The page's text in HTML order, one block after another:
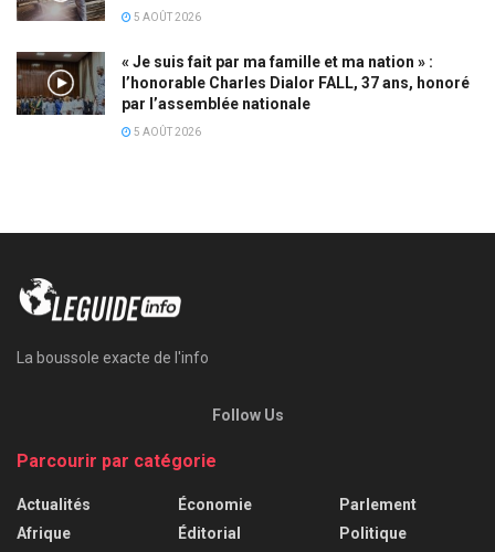
5 AOÛT 2026
« Je suis fait par ma famille et ma nation » :
l’honorable Charles Dialor FALL, 37 ans, honoré
par l’assemblée nationale
5 AOÛT 2026
La boussole exacte de l'info
Follow Us
Parcourir par catégorie
Actualités
Afrique
Économie
Éditorial
Parlement
Politique